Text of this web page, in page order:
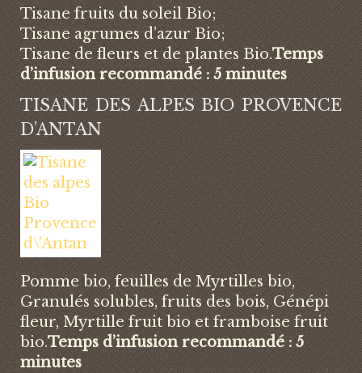
Tisane fruits du soleil Bio;
Tisane agrumes d’azur Bio;
Tisane de fleurs et de plantes Bio.Temps
d’infusion recommandé : 5 minutes
TISANE DES ALPES BIO PROVENCE
D’ANTAN
Pomme bio, feuilles de Myrtilles bio,
Granulés solubles, fruits des bois, Génépi
fleur, Myrtille fruit bio et framboise fruit
bio.Temps d’infusion recommandé : 5
minutes